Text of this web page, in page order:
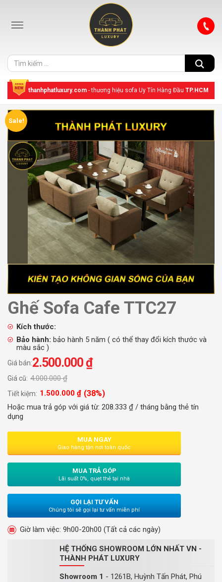
thanhphatluxury.com - thương hiệu sofa Uy Tín Hàng Đầu TP.HCM
Sale!
Ghế Sofa Cafe TTC27
Kích thước:
Bảo hành: bảo hành 5 năm ( có thể thay đổi kích thước và
màu sắc )
Giá bán:2.500.000₫
Giá cũ: 4.000.000₫
Tiết kiệm: 1.500.000 ₫ (38%)
Hoặc mua trả góp với giá từ: 208.333 ₫ / tháng bằng thẻ tín
dụng
MUA NGAY
Giao hàng tận nơi toàn quốc
MUA TRẢ GÓP
Lãi suất 0%, quẹt thẻ tại nhà
GỌI LẠI TƯ VẤN
Chúng tôi sẽ gọi lại tư vấn miễn phí
Giờ làm việc: 9h00-20h00 (Tất cả các ngày)
HỆ THỐNG SHOWROOM LỚN NHẤT VN -
THÀNH PHÁT LUXURY
Showroom 1 - 1261B, Huỳnh Tấn Phát, Phú